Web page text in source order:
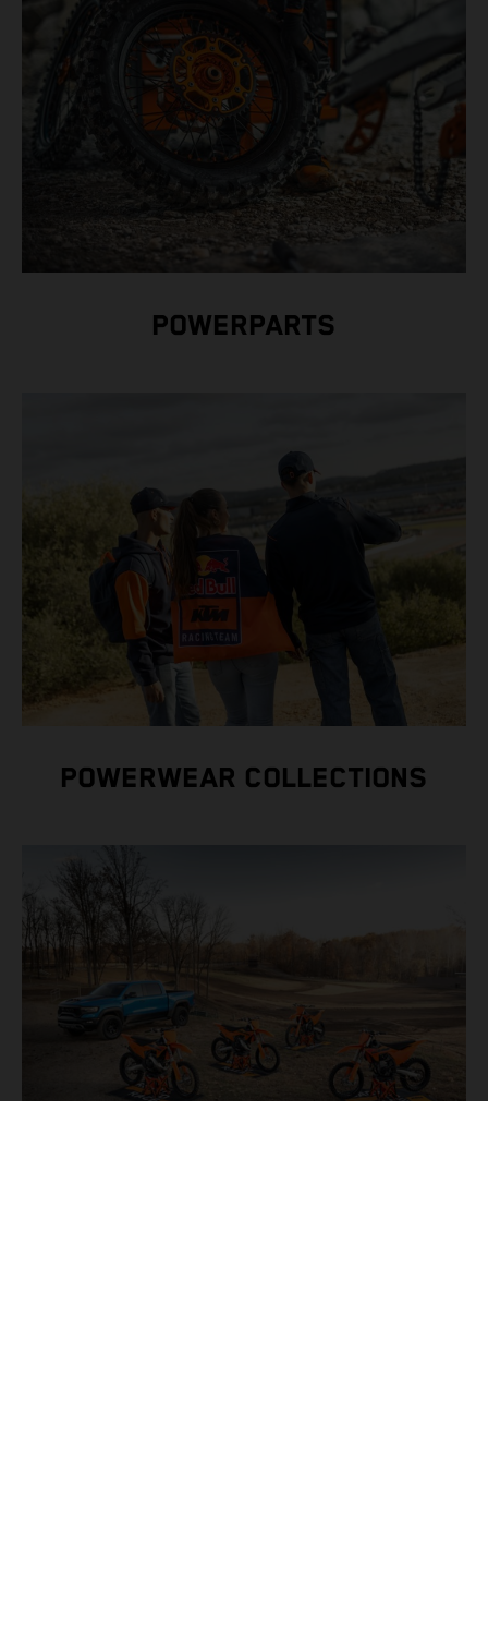
POWERPARTS
POWERWEAR COLLECTIONS